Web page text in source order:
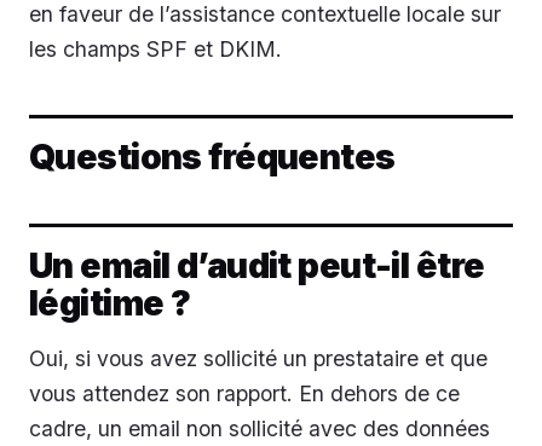
en faveur de l’assistance contextuelle locale sur
les champs SPF et DKIM.
Questions fréquentes
Un email d’audit peut-il être
légitime ?
Oui, si vous avez sollicité un prestataire et que
vous attendez son rapport. En dehors de ce
cadre, un email non sollicité avec des données